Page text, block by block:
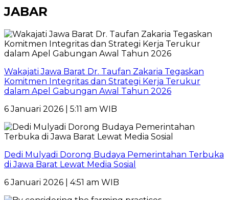
JABAR
Wakajati Jawa Barat Dr. Taufan Zakaria Tegaskan
Komitmen Integritas dan Strategi Kerja Terukur
dalam Apel Gabungan Awal Tahun 2026
6 Januari 2026 | 5:11 am WIB
Dedi Mulyadi Dorong Budaya Pemerintahan Terbuka
di Jawa Barat Lewat Media Sosial
6 Januari 2026 | 4:51 am WIB